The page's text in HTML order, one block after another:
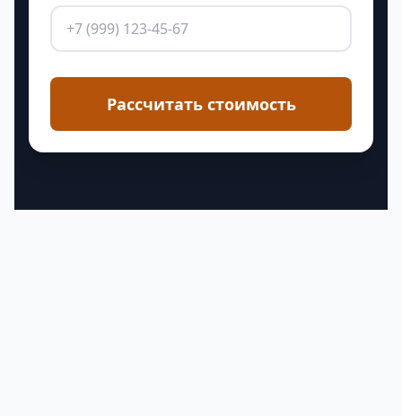
Рассчитать стоимость